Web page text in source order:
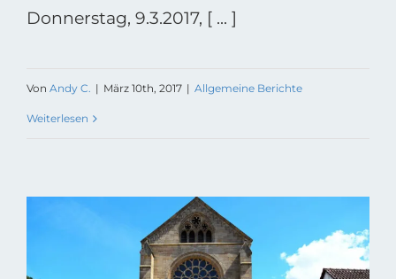
Donnerstag, 9.3.2017, [ ... ]
Von Andy C. | März 10th, 2017 | Allgemeine Berichte
Weiterlesen